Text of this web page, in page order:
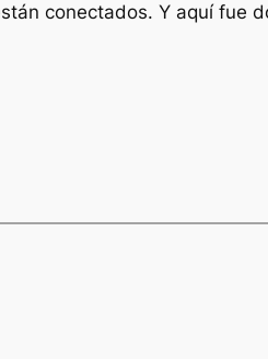
conectados. Y aquí fue